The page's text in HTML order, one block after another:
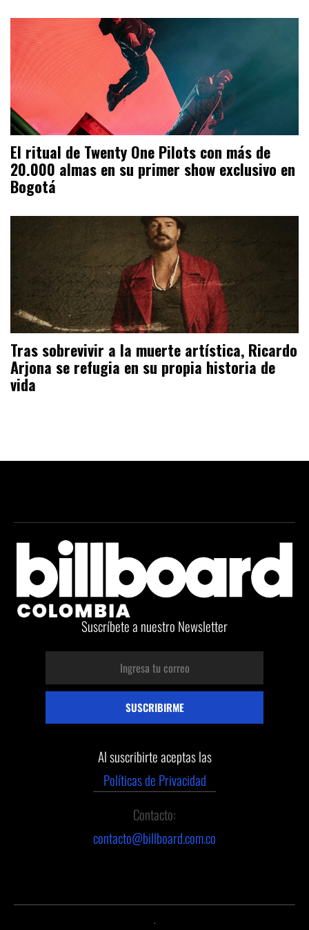
El ritual de Twenty One Pilots con más de
20.000 almas en su primer show exclusivo en
Bogotá
Tras sobrevivir a la muerte artística, Ricardo
Arjona se refugia en su propia historia de
vida
Suscríbete a nuestro Newsletter
Al suscribirte aceptas las
Políticas de Privacidad
Contacto:
contacto@billboard.com.co
.